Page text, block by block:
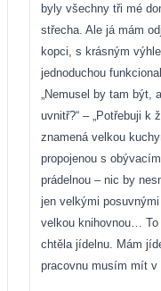
byly všechny tři mé
střecha. Ale já mám
kopci, s krásným
jednoduchou
„Nemusel by tam být,
uvnitř?“ – „Potřebuji k
znamená velkou
propojenou s
prádelnou – nic by
jen velkými
velkou knihovnou…
chtěla jídelnu. Mám
pracovnu musím mít v